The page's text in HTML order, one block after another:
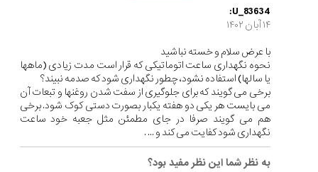
U_83634:
۱۴ آبان ۱۴۰۲
با عرض سلام و‌ خسته نباشید
نحوه نگهداری ساعت اتوماتیکی که قرار است مدت زیادی (ماهها
یا سالها) استفاده نشود، چطور نگهداری شود که صدمه نبیند؟
برخی می گویند که برای جلوگیری از سفت شدن روغنها و تبعات آن
می بایست هر یکی دو هفته یکبار بصورت دستی کوک شود. برخی
هم می گویند صرفا در جای مطمئن مثل جعبه خود ساعت
نگهداری شود کفایت می کند و ... .
به نظر شما این نظر مفید بود؟